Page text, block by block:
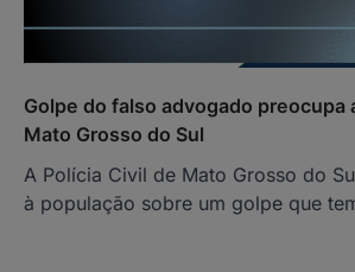
Golpe do falso advogado preocupa
Mato Grosso do Sul
A Polícia Civil de Mato Grosso do
à população sobre um golpe que